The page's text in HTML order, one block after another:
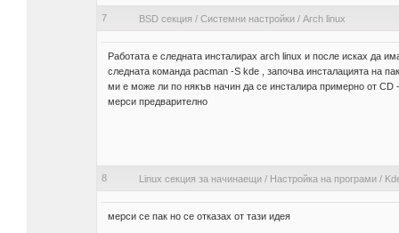
7 BSD секция / Системни настройки/ Arch linux
Работата е следната инсталирах arch linux и после исках да
следната команда pacman -S kde , започва инсталацията на
ми е може ли по някъв начин да се инсталира примерно от
мерси предварително
8 Linux секция за начинаещи/ Настройка на програми/
мерси се пак но се отказах от тази идея